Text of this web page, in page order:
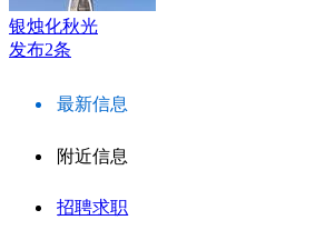
银烛化秋光
发布2条
最新信息
附近信息
招聘求职